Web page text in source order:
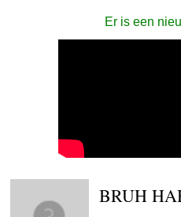
Er is een
BRUH